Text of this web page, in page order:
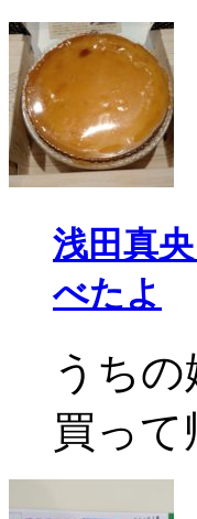
浅田真
べたよ
うち
買っ